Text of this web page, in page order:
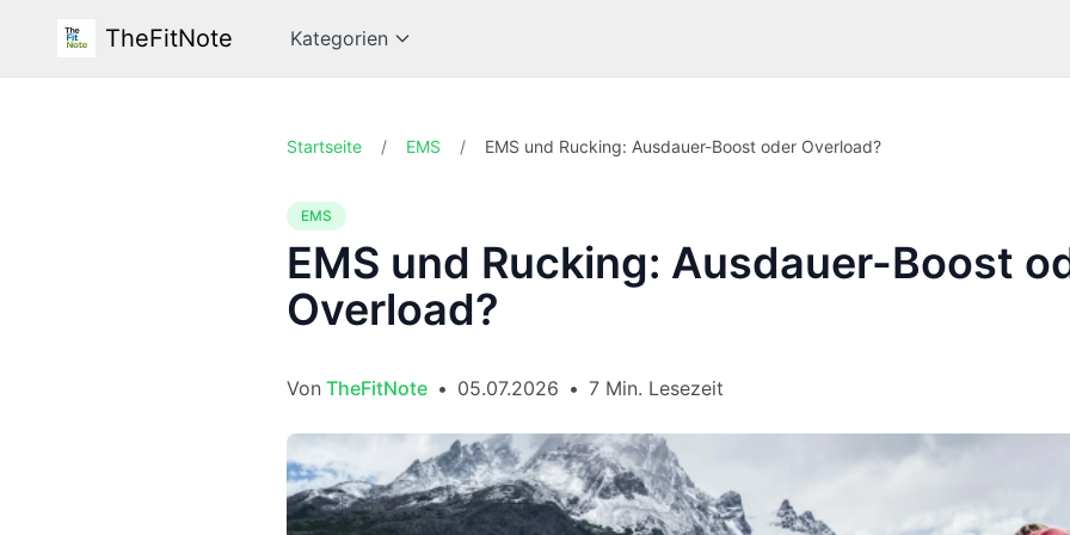
TheFitNote Kategorien
Startseite / EMS / EMS und Rucking: Ausdauer-Boost oder Overload?
EMS
EMS und Rucking: Ausdauer-Boost
Overload?
Von TheFitNote • 05.07.2026 • 7 Min. Lesezeit